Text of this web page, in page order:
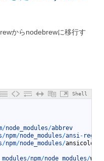
からnodebrewに移行す
Shell
/node_modules/abbrev
/npm/node_modules/ansi- regex
/npm/node_modules/ansicolors
/npm/node_modules/